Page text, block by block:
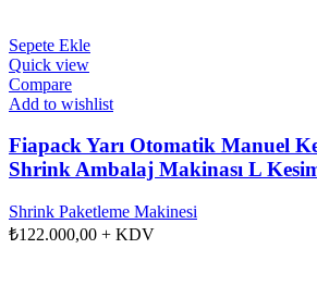
Sepete Ekle
Quick view
Compare
Add to wishlist
Fiapack Yarı Otomatik Manuel
Shrink Ambalaj Makinası L
Shrink Paketleme Makinesi
₺122.000,00 + KDV